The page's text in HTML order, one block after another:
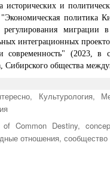
исторических и
политика
регулирования
интеграционных
современность" (2023, в
Сибирского общества
, Культурология,
of Common Destiny,
отношения,